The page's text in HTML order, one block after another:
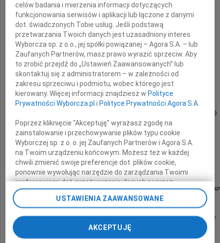
z domu Grocholska
urodzona w Plancie 29 lutego 1924 roku
zmarła w Nowym Jorku w wieku 97 lat
dnia 19 kwietnia 2021 roku
Uczestniczka Powstania Warszawskiego
ps. "Maryjka"
Odznaczona Krzyżem Walecznych
Msza święta żałobna odprawiona zostanie
w piątek, 29 lipca 2022 roku o godzinie 13.00
w kościele ss. Wizytek,
po czym nastąpi złożenie Prochów
na Cmentarzu Powązkowskim.
O czym zawiadamiają
córka i syn z rodzinami oraz rodzina w kraju i
Zamiast kwiatów prosimy o składanie datków
na rzecz Zakładu Ociemniałych w Laskach.
celów badania i mierzenia informacji dotyczących
funkcjonowania serwisów i aplikacji lub łączone z danymi
dot. świadczonych Tobie usług. Jeśli podstawą
przetwarzania Twoich danych jest uzasadniony interes
Wyborcza sp. z o.o., jej spółki powiązanej – Agora S.A. – lub
Zaufanych Partnerów, masz prawo wyrazić sprzeciw. Aby
to zrobić przejdź do „Ustawień Zaawansowanych” lub
skontaktuj się z administratorem – w zależności od
zakresu sprzeciwu i podmiotu, wobec którego jest
kierowany. Więcej informacji znajdziesz w Polityce
Prywatności Wyborcza.pl i Polityce Prywatności Agora S.A.
Poprzez kliknięcie "Akceptuję" wyrażasz zgodę na
zainstalowanie i przechowywanie plików typu cookie
Wyborczej sp. z o. o. jej Zaufanych Partnerów i Agora S.A.
na Twoim urządzeniu końcowym. Możesz też w każdej
chwili zmienić swoje preferencje dot. plików cookie,
ponownie wywołując narzędzie do zarządzania Twoimi
preferencjami dot. przetwarzania danych poprzez
odnośnik „Ustawienia prywatności” w stopce serwisu i
przechodząc do sekcji „Ustawienia zaawansowane”.
pomocą ustawień przeglądarki.
My, nasi Zaufani Partnerzy i Agora S.A. możemy
USTAWIENIA ZAAWANSOWANE
AKCEPTUJĘ